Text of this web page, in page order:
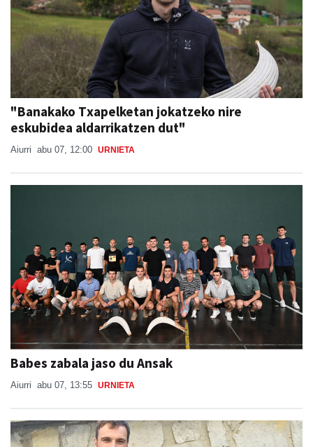
"Banakako Txapelketan jokatzeko nire
eskubidea aldarrikatzen dut"
Aiurri abu 07, 12:00 URNIETA
Babes zabala jaso du Ansak